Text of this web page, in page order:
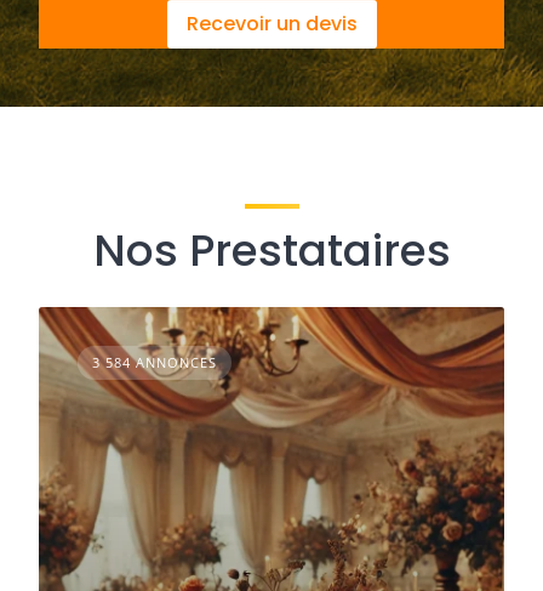
Recevoir un devis
Nos Prestataires
3 584 ANNONCES